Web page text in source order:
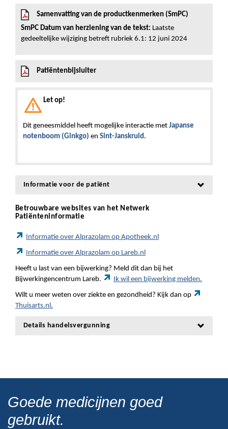
Samenvatting van de productkenmerken (SmPC)
SmPC Datum van herziening van de tekst: Laatste
gedeeltelijke wijziging betreft rubriek 6.1: 12 juni 2024
Patiëntenbijsluiter
Let op!
Dit geneesmiddel heeft mogelijke interactie met Japanse
notenboom (Ginkgo) en Sint-Janskruid.
Informatie voor de patiënt
Betrouwbare websites van het Netwerk
Patiënteninformatie
Informatie over Alprazolam op Apotheek.nl
Informatie over Alprazolam op Lareb.nl
Heeft u last van een bijwerking? Meld dit dan bij het
Bijwerkingencentrum Lareb.
Ik wil een bijwerking melden.
Wilt u meer weten over ziekte en gezondheid? Kijk dan op
Thuisarts.nl.
Details handelsvergunning
Goede medicijnen goed
gebruikt.